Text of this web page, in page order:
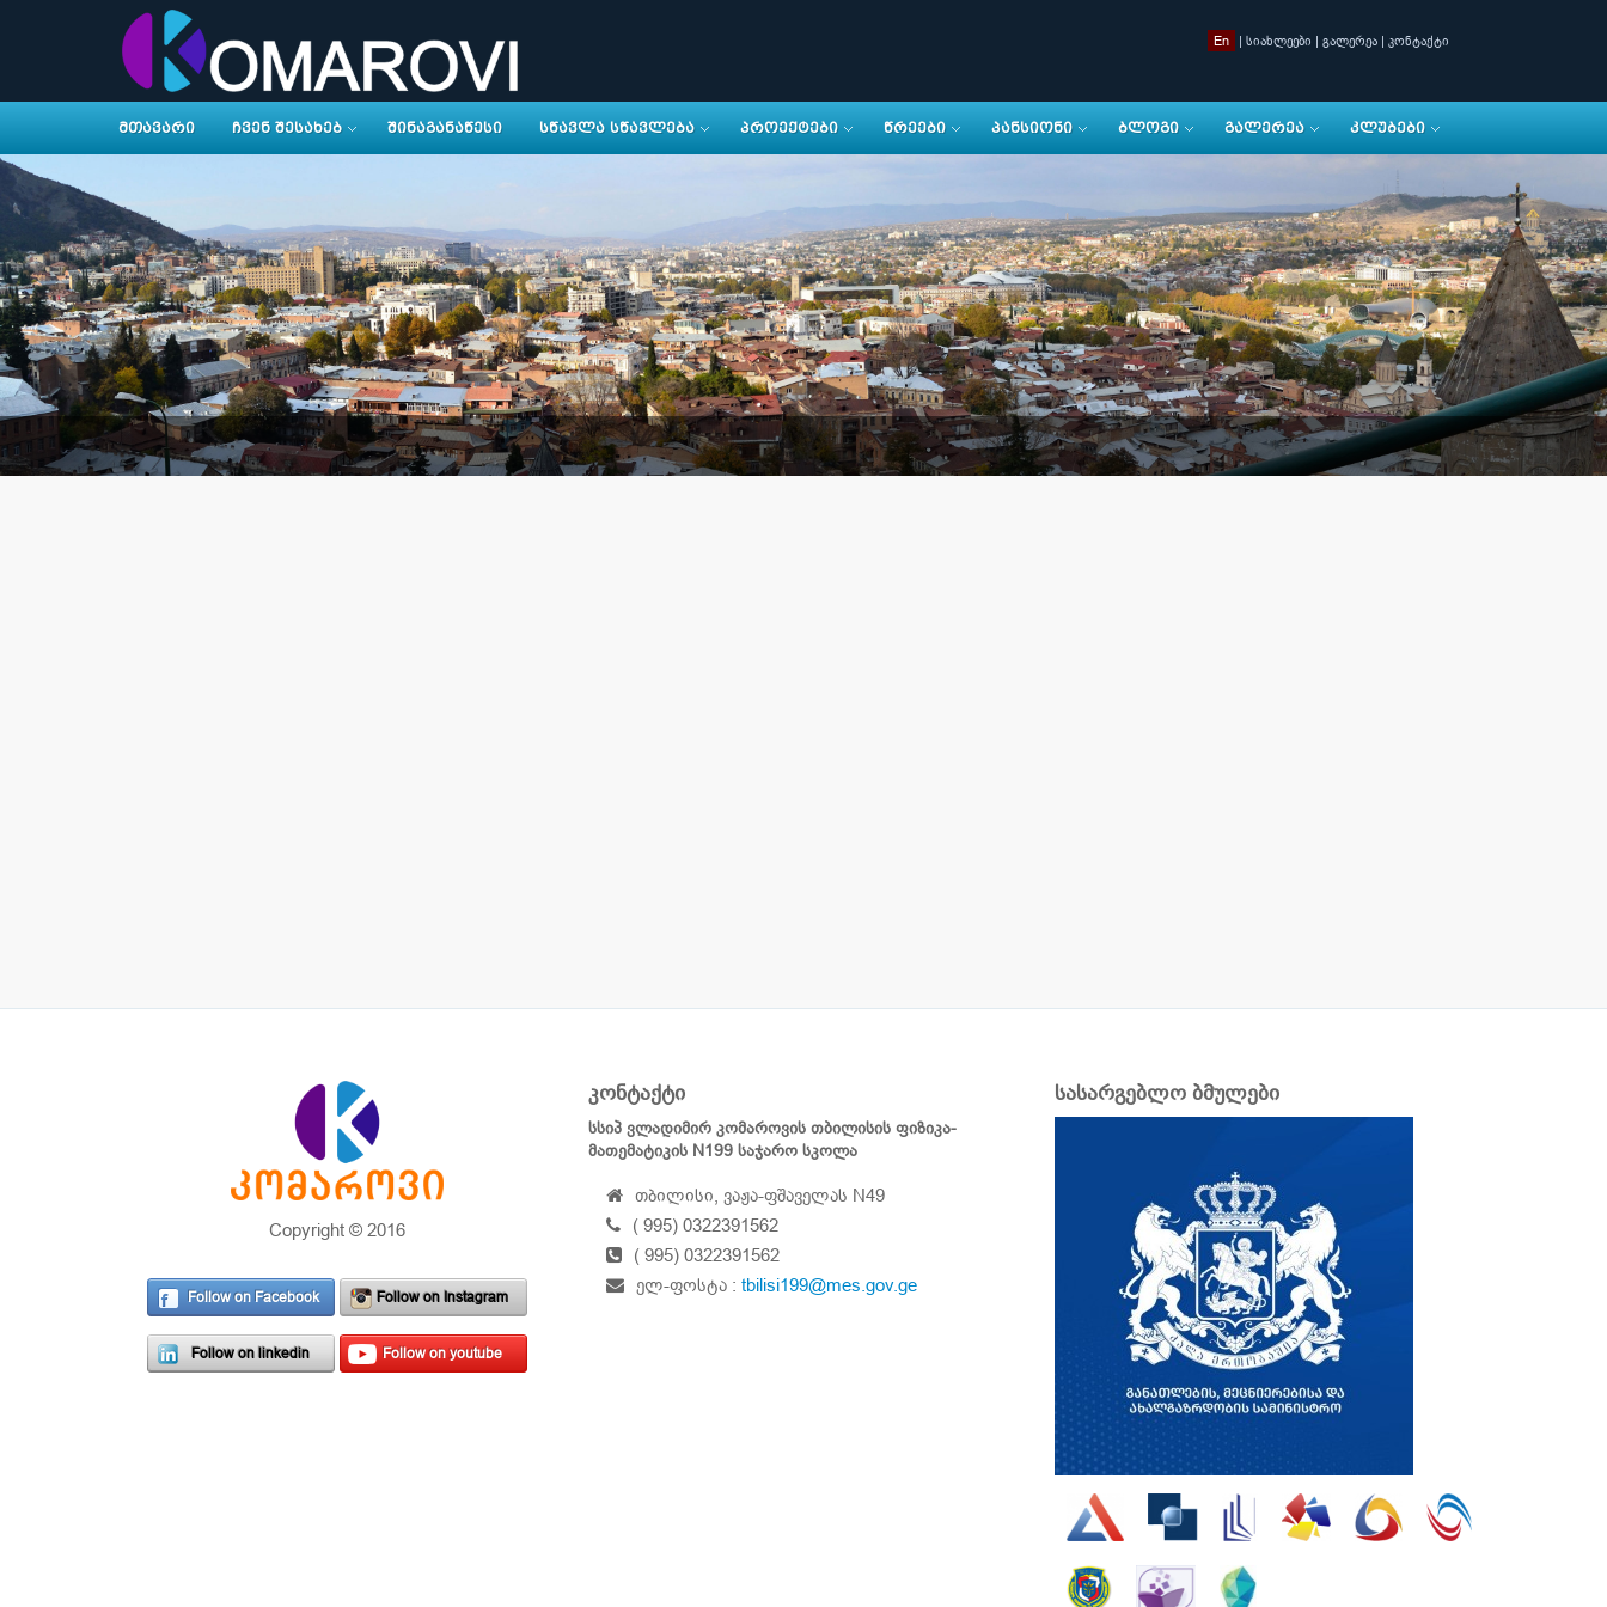
En | სიახლეები | გალერეა | კონტაქტი
ᲛᲗᲐᲕᲐᲠᲘ ᲩᲕᲔᲜ ᲨᲔᲡᲐᲮᲔᲑ ᲨᲘᲜᲐᲒᲐᲜᲐᲬᲔᲡᲘ ᲡᲬᲐᲕᲚᲐ ᲡᲬᲐᲕᲚᲔᲑᲐ ᲞᲠᲝᲔᲥᲢᲔᲑᲘ ᲬᲠᲔᲔᲑᲘ ᲞᲐᲜᲡᲘᲝᲜᲘ ᲑᲚᲝᲒᲘ ᲒᲐᲚᲔᲠᲔᲐ ᲙᲚᲣᲑᲔᲑᲘ
Copyright © 2016
Follow on Facebook Follow on Instagram
Follow on linkedin Follow on youtube
კონტაქტი
სსიპ ვლადიმირ კომაროვის თბილისის ფიზიკა-
მათემატიკის N199 საჯარო სკოლა
თბილისი, ვაჟა-ფშაველას N49
( 995) 0322391562
( 995) 0322391562
ელ-ფოსტა : tbilisi199@mes.gov.ge
სასარგებლო ბმულები